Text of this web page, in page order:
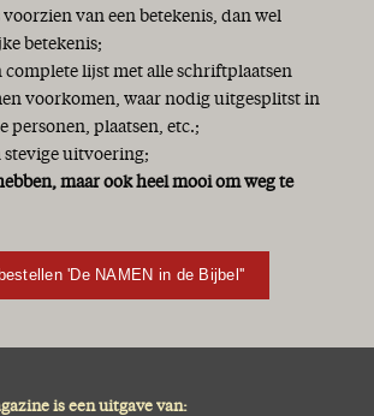
voorzien van een betekenis, dan wel
betekenis;
complete lijst met alle schriftplaatsen
voorkomen, waar nodig uitgesplitst in
personen, plaatsen, etc.;
stevige uitvoering;
maar ook heel mooi om weg te
'De NAMEN in de Bijbel''
is een uitgave van: